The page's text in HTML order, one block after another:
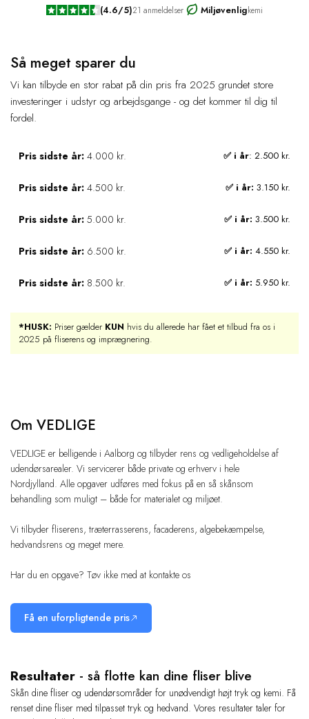
(4.6/5)21 anmeldelser Miljøvenligkemi
Så meget sparer du
Vi kan tilbyde en stor rabat på din pris fra 2025 grundet store
investeringer i udstyr og arbejdsgange - og det kommer til dig til
fordel.
Pris sidste år: 4.000 kr. ✅ i år: 2.500 kr.
Pris sidste år: 4.500 kr. ✅ i år: 3.150 kr.
Pris sidste år: 5.000 kr. ✅ i år: 3.500 kr.
Pris sidste år: 6.500 kr. ✅ i år: 4.550 kr.
Pris sidste år: 8.500 kr. ✅ i år: 5.950 kr.
*HUSK: Priser gælder KUN hvis du allerede har fået et tilbud fra os i
2025 på fliserens og imprægnering.
Om VEDLIGE
VEDLIGE er belligende i Aalborg og tilbyder rens og vedligeholdelse af
udendørsarealer. Vi servicerer både private og erhverv i hele
Nordjylland. Alle opgaver udføres med fokus på en så skånsom
behandling som muligt – både for materialet og miljøet.
Vi tilbyder fliserens, træterrasserens, facaderens, algebekæmpelse,
hedvandsrens og meget mere.
Har du en opgave? Tøv ikke med at kontakte os
Få en uforpligtende pris
Resultater - så flotte kan dine fliser blive
Skån dine fliser og udendørsområder for unødvendigt højt tryk og kemi. Få
renset dine fliser med tilpasset tryk og hedvand. Vores resultater taler for